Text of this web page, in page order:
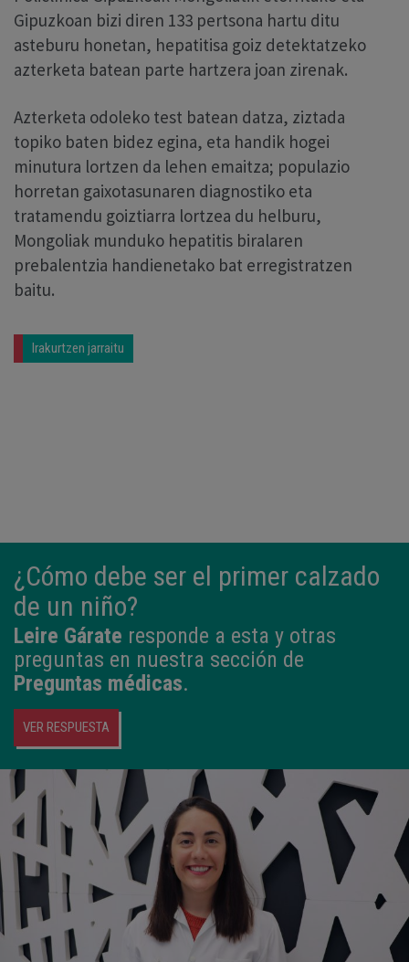
Gipuzkoan bizi diren 133 pertsona hartu ditu
asteburu honetan, hepatitisa goiz detektatzeko
azterketa batean parte hartzera joan zirenak.
Azterketa odoleko test batean datza, ziztada
topiko baten bidez egina, eta handik hogei
minutura lortzen da lehen emaitza; populazio
horretan gaixotasunaren diagnostiko eta
tratamendu goiztiarra lortzea du helburu,
Mongoliak munduko hepatitis biralaren
prebalentzia handienetako bat erregistratzen
baitu.
Irakurtzen jarraitu
¿Cómo debe ser el primer calzado
de un niño?
Leire Gárate responde a esta y otras
preguntas en nuestra sección de
Preguntas médicas.
VER RESPUESTA